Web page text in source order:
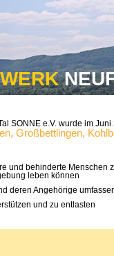
SONNE e.V. wurde im
Großbettlingen,
und behinderte Menschen
leben können
deren Angehörige
und zu entlasten